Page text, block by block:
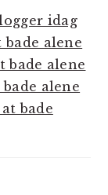
idag
alene
bade alene
alene
bade